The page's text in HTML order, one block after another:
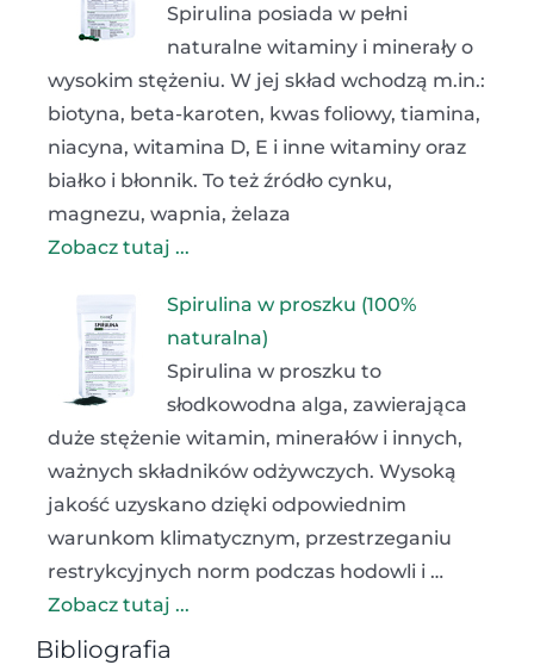
Spirulina posiada w pełni
naturalne witaminy i minerały o
wysokim stężeniu. W jej skład wchodzą m.in.:
biotyna, beta-karoten, kwas foliowy, tiamina,
niacyna, witamina D, E i inne witaminy oraz
białko i błonnik. To też źródło cynku,
magnezu, wapnia, żelaza
Zobacz tutaj ...
Spirulina w proszku (100%
naturalna)
Spirulina w proszku to
słodkowodna alga, zawierająca
duże stężenie witamin, minerałów i innych,
ważnych składników odżywczych. Wysoką
jakość uzyskano dzięki odpowiednim
warunkom klimatycznym, przestrzeganiu
restrykcyjnych norm podczas hodowli i …
Zobacz tutaj ...
Bibliografia